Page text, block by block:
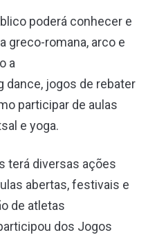
poderá conhecer e
greco-romana, arco e
a
dance, jogos de rebater
participar de aulas
e yoga.
terá diversas ações
abertas, festivais e
de atletas
dos Jogos